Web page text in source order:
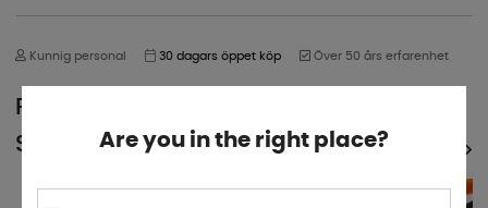
Kunnig personal 30 dagars öppet köp Över 50 års erfarenhet
POPULÄRT INOM
SAMMA KATEGORI
SE ALLA PRODUKTER
Are you in the right place?